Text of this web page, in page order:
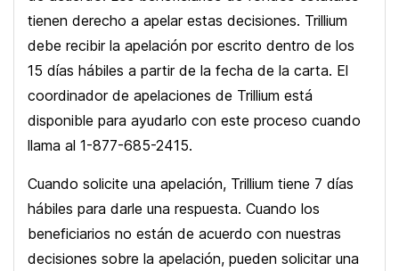
tienen derecho a apelar estas decisiones. Trillium
debe recibir la apelación por escrito dentro de los
15 días hábiles a partir de la fecha de la carta. El
coordinador de apelaciones de Trillium está
disponible para ayudarlo con este proceso cuando
llama al 1-877-685-2415.
Cuando solicite una apelación, Trillium tiene 7 días
hábiles para darle una respuesta. Cuando los
beneficiarios no están de acuerdo con nuestras
decisiones sobre la apelación, pueden solicitar una